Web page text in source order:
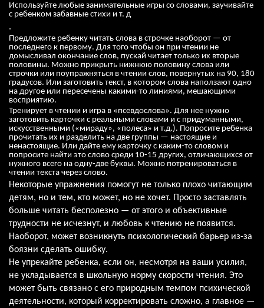
Используйте любые занимательные игры со словами, заучивайте
с ребенком забавные стихи и т. д
.
Предложите ребенку читать слова в строчке наоборот — от
последнего к первому. Для того чтобы он при чтении не
домысливал окончание слов, пускай читает только их вторые
половины. Можно прикрыть нижнюю половину слова или
строчки или поупражняться в чтении слов, повернутых на 90, 180
градусов. Или заготовить текст, в котором слова наползают одно
на другое или пересечены какими-то линиями, мешающими
восприятию.
Тренирует в чтении и игра в «псевдослова». Для нее нужно
заготовить карточки с реальными словами и с придуманными,
искусственными («мираду», «полеса» и т.д.). Попросите ребенка
прочитать их и разделить на две группы — настоящие и
ненастоящие. Или дайте ему карточку с каким-то словом и
попросите найти это слово среди 10-15 других, отличающихся от
нужного всего на одну-две буквы. Можно потренироваться в
чтении текста через слово.
Некоторые упражнения помогут не только плохо читающим
детям, но и тем, кто может, но не хочет. Просто заставлять
больше читать бесполезно — от этого и объективные
трудности не исчезнут, и любовь к чтению не появится.
Наоборот, может возникнуть психологический барьер из-за
боязни сделать ошибку.
Не упрекайте ребенка, если он, несмотря на ваши усилия,
не укладывается в школьную норму скорости чтения. Это
может быть связано с его природным темпом психической
деятельности, который корректировать сложно, а главное —